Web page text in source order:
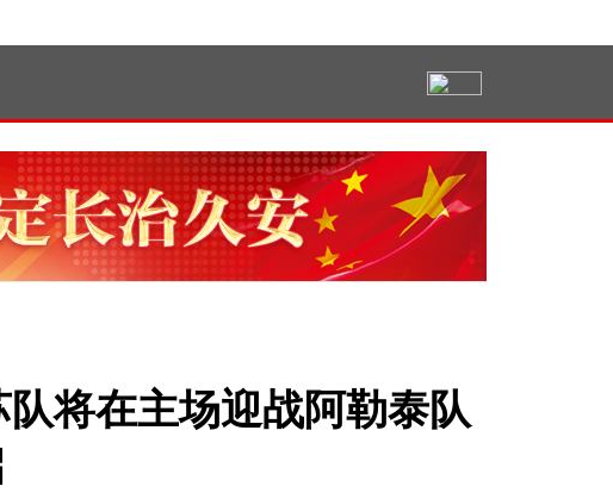
共筑健康中国 的办公会
总书记的人民情怀
｜“让内需成为经济
发展的主动力”
将在主场迎战阿勒泰队